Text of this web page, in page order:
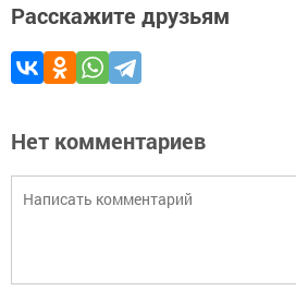
Расскажите друзьям
Нет комментариев